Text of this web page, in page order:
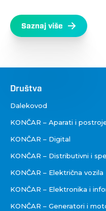
Saznaj više
Društva
Društva
Dalekovod
KONČAR – Aparati i
KONČAR – Digital
KONČAR – Distributivni i
KONČAR – Električna vozila
KONČAR – Elektronika i
KONČAR – Generatori i